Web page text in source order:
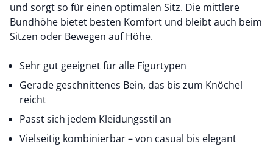
und sorgt so für einen optimalen Sitz. Die mittlere
Bundhöhe bietet besten Komfort und bleibt auch beim
Sitzen oder Bewegen auf Höhe.
Sehr gut geeignet für alle Figurtypen
Gerade geschnittenes Bein, das bis zum Knöchel
reicht
Passt sich jedem Kleidungsstil an
Vielseitig kombinierbar – von casual bis elegant